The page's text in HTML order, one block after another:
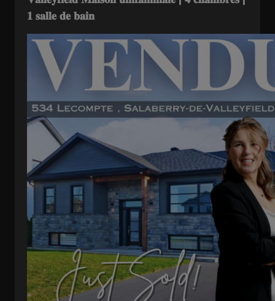
𝟏 𝐬𝐚𝐥𝐥𝐞 𝐝𝐞 𝐛𝐚𝐢𝐧